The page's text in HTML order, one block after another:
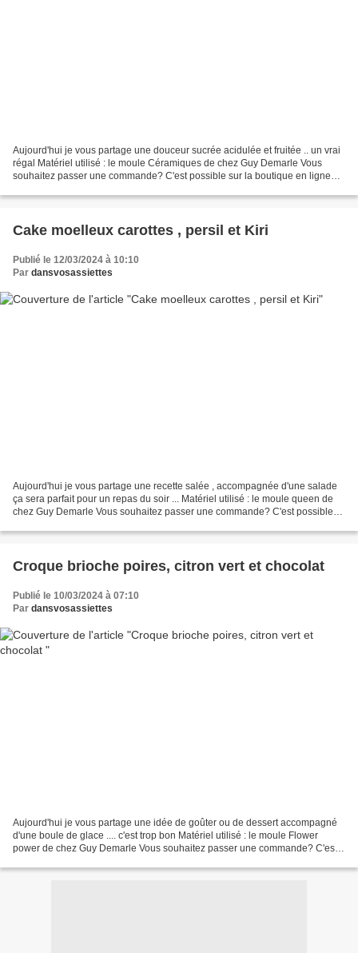
Aujourd'hui je vous partage une douceur sucrée acidulée et fruitée .. un vrai
régal Matériel utilisé : le moule Céramiques de chez Guy Demarle Vous
souhaitez passer une commande? C'est possible sur la boutique en ligne
Cake moelleux carottes , persil et Kiri
Publié le 12/03/2024 à 10:10
Par dansvosassiettes
Aujourd'hui je vous partage une recette salée , accompagnée d'une salade
ça sera parfait pour un repas du soir ... Matériel utilisé : le moule queen de
chez Guy Demarle Vous souhaitez passer une commande? C'est possible
Croque brioche poires, citron vert et chocolat
Publié le 10/03/2024 à 07:10
Par dansvosassiettes
Aujourd'hui je vous partage une idée de goûter ou de dessert accompagné
d'une boule de glace .... c'est trop bon Matériel utilisé : le moule Flower
power de chez Guy Demarle Vous souhaitez passer une commande? C'est